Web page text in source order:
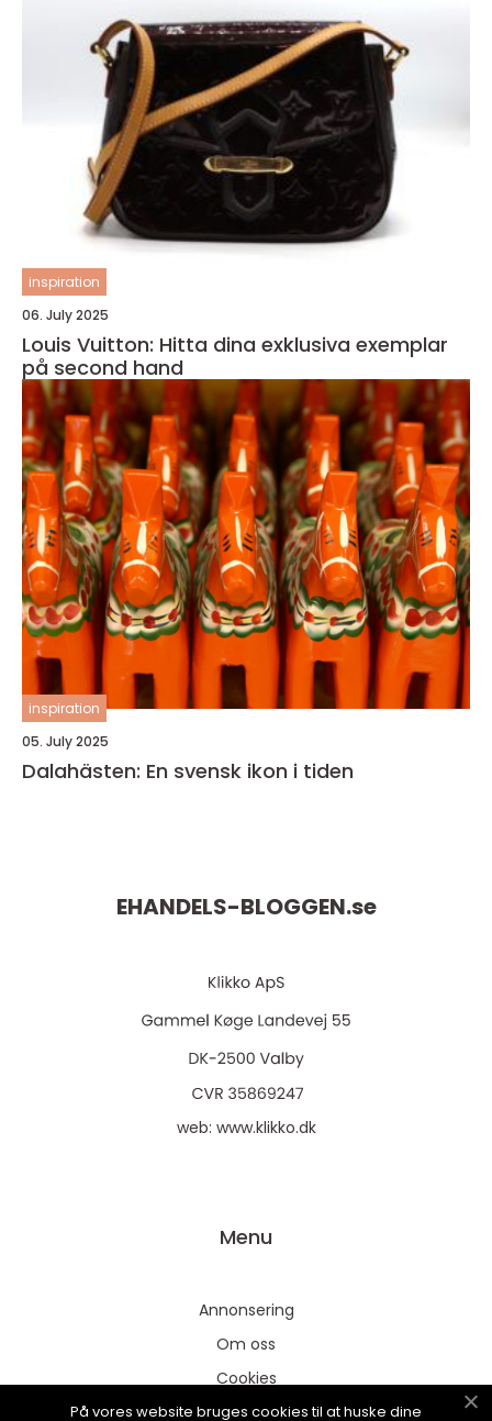
inspiration
06. July 2025
Louis Vuitton: Hitta dina exklusiva exemplar
på second hand
inspiration
05. July 2025
Dalahästen: En svensk ikon i tiden
EHANDELS-BLOGGEN.se
web: www.klikko.dk
Menu
Annonsering
Om oss
Cookies
Kontakta oss
På vores website bruges cookies til at huske dine